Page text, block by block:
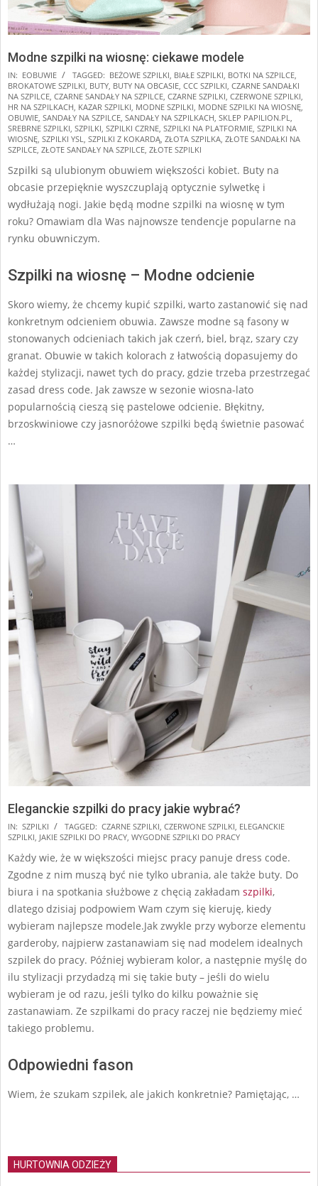
Modne szpilki na wiosnę: ciekawe modele
2025-
01-
27
IN: EOBUWIE TAGGED: BEŻOWE SZPILKI BIAŁE SZPILKI BOTKI NA SZPILCE
BROKATOWE SZPILKI BUTY BUTY NA OBCASIE CCC SZPILKI CZARNE SANDAŁKI
NA SZPILCE CZARNE SANDAŁY NA SZPILCE CZARNE SZPILKI CZERWONE SZPILKI
HR NA SZPILKACH KAZAR SZPILKI MODNE SZPILKI MODNE SZPILKI NA WIOSNĘ
OBUWIE SANDAŁY NA SZPILCE SANDAŁY NA SZPILKACH SKLEP PAPILION.PL
SREBRNE SZPILKI SZPILKI SZPILKI CZRNE SZPILKI NA PLATFORMIE SZPILKI NA
WIOSNĘ SZPILKI YSL SZPILKI Z KOKARDĄ ZŁOTA SZPILKA ZŁOTE SANDAŁKI NA
SZPILCE ZŁOTE SANDAŁY NA SZPILCE ZŁOTE SZPILKI
Szpilki są ulubionym obuwiem większości kobiet. Buty na
obcasie przepięknie wyszczuplają optycznie sylwetkę i
wydłużają nogi. Jakie będą modne szpilki na wiosnę w tym
roku? Omawiam dla Was najnowsze tendencje popularne na
rynku obuwniczym.
Szpilki na wiosnę – Modne odcienie
Skoro wiemy, że chcemy kupić szpilki, warto zastanowić się nad
konkretnym odcieniem obuwia. Zawsze modne są fasony w
stonowanych odcieniach takich jak czerń, biel, brąz, szary czy
granat. Obuwie w takich kolorach z łatwością dopasujemy do
każdej stylizacji, nawet tych do pracy, gdzie trzeba przestrzegać
zasad dress code. Jak zawsze w sezonie wiosna-lato
popularnością cieszą się pastelowe odcienie. Błękitny,
brzoskwiniowe czy jasnoróżowe szpilki będą świetnie pasować
…
Eleganckie szpilki do pracy jakie wybrać?
2024-
10-
14
IN: SZPILKI TAGGED: CZARNE SZPILKI CZERWONE SZPILKI ELEGANCKIE
SZPILKI JAKIE SZPILKI DO PRACY WYGODNE SZPILKI DO PRACY
Każdy wie, że w większości miejsc pracy panuje dress code.
Zgodne z nim muszą być nie tylko ubrania, ale także buty. Do
biura i na spotkania służbowe z chęcią zakładam szpilki,
dlatego dzisiaj podpowiem Wam czym się kieruję, kiedy
wybieram najlepsze modele.Jak zwykle przy wyborze elementu
garderoby, najpierw zastanawiam się nad modelem idealnych
szpilek do pracy. Później wybieram kolor, a następnie myślę do
ilu stylizacji przydadzą mi się takie buty – jeśli do wielu
wybieram je od razu, jeśli tylko do kilku poważnie się
zastanawiam. Ze szpilkami do pracy raczej nie będziemy mieć
takiego problemu.
Odpowiedni fason
Wiem, że szukam szpilek, ale jakich konkretnie? Pamiętając, …
HURTOWNIA ODZIEŻY